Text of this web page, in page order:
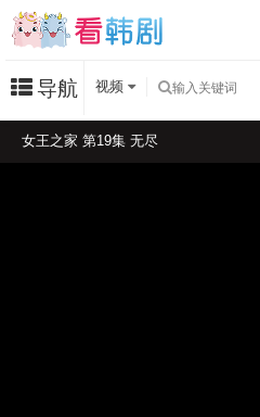
导航 视频
女王之家 第19集 无尽